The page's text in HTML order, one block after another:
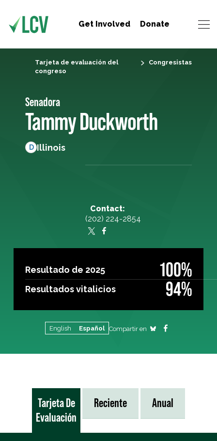
Get Involved Donate
Tarjeta de evaluación del
congreso
Congresistas
Senadora
Tammy Duckworth
D Illinois
Contact:
(202) 224-2854
Resultado de 2025 100%
Resultados vitalicios 94%
English Español Compartir en
Tarjeta De
Evaluación
Reciente Anual